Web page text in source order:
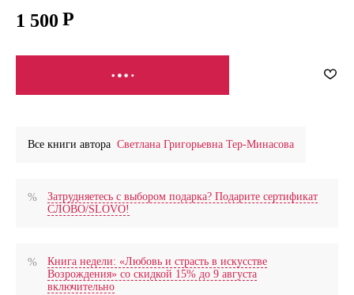
1 500
СООБЩИТЬ О ПОСТУПЛЕНИИ
Все книги автора Светлана Григорьевна Тер-Минасова
Затрудняетесь с выбором подарка? Подарите сертификат
СЛОВО/SLOVO!
Книга недели: «Любовь и страсть в искусстве
Возрождения» со скидкой 15% до 9 августа
включительно